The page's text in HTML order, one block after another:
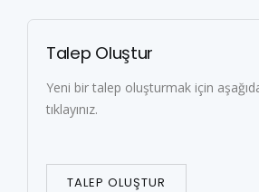
Talep Oluştur
Yeni bir talep oluşturmak için
tıklayınız.
TALEP OLUŞTUR